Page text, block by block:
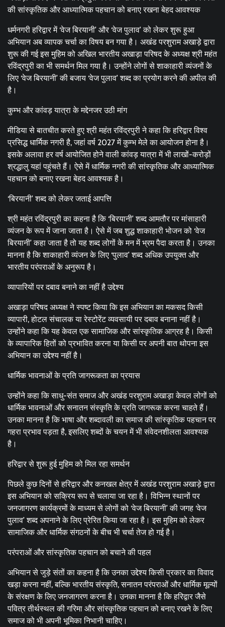
की सांस्कृतिक और आध्यात्मिक पहचान को बनाए रखना बेहद आवश्यक
धर्मनगरी हरिद्वार में ‘वेज बिरयानी’ और ‘वेज पुलाव’ को लेकर शुरू हुआ
अभियान अब व्यापक चर्चा का विषय बन गया है। अखंड परशुराम अखाड़े द्वारा
शुरू की गई इस मुहिम को अखिल भारतीय अखाड़ा परिषद के अध्यक्ष श्री महंत
रविंद्रपुरी का भी समर्थन मिल गया है। उन्होंने लोगों से शाकाहारी व्यंजनों के
लिए ‘वेज बिरयानी’ की बजाय ‘वेज पुलाव’ शब्द का प्रयोग करने की अपील की
है।
कुम्भ और कांवड़ यात्रा के मद्देनजर उठी मांग
मीडिया से बातचीत करते हुए श्री महंत रविंद्रपुरी ने कहा कि हरिद्वार विश्व
प्रसिद्ध धार्मिक नगरी है, जहां वर्ष 2027 में कुम्भ मेले का आयोजन होना है।
इसके अलावा हर वर्ष आयोजित होने वाली कांवड़ यात्रा में भी लाखों-करोड़ों
श्रद्धालु यहां पहुंचते हैं। ऐसे में धार्मिक नगरी की सांस्कृतिक और आध्यात्मिक
पहचान को बनाए रखना बेहद आवश्यक है।
‘बिरयानी’ शब्द को लेकर जताई आपत्ति
श्री महंत रविंद्रपुरी का कहना है कि ‘बिरयानी’ शब्द आमतौर पर मांसाहारी
व्यंजन के रूप में जाना जाता है। ऐसे में जब शुद्ध शाकाहारी भोजन को ‘वेज
बिरयानी’ कहा जाता है तो यह शब्द लोगों के मन में भ्रम पैदा करता है। उनका
मानना है कि शाकाहारी व्यंजन के लिए ‘पुलाव’ शब्द अधिक उपयुक्त और
भारतीय परंपराओं के अनुरूप है।
व्यापारियों पर दबाव बनाने का नहीं है उद्देश्य
अखाड़ा परिषद अध्यक्ष ने स्पष्ट किया कि इस अभियान का मकसद किसी
व्यापारी, होटल संचालक या रेस्टोरेंट व्यवसायी पर दबाव बनाना नहीं है।
उन्होंने कहा कि यह केवल एक सामाजिक और सांस्कृतिक आग्रह है। किसी
के व्यापारिक हितों को प्रभावित करना या किसी पर अपनी बात थोपना इस
अभियान का उद्देश्य नहीं है।
धार्मिक भावनाओं के प्रति जागरूकता का प्रयास
उन्होंने कहा कि साधु-संत समाज और अखंड परशुराम अखाड़ा केवल लोगों को
धार्मिक भावनाओं और सनातन संस्कृति के प्रति जागरूक करना चाहते हैं।
उनका मानना है कि भाषा और शब्दावली का समाज की सांस्कृतिक पहचान पर
गहरा प्रभाव पड़ता है, इसलिए शब्दों के चयन में भी संवेदनशीलता आवश्यक
है।
हरिद्वार से शुरू हुई मुहिम को मिल रहा समर्थन
पिछले कुछ दिनों से हरिद्वार और कनखल क्षेत्र में अखंड परशुराम अखाड़े द्वारा
इस अभियान को सक्रिय रूप से चलाया जा रहा है। विभिन्न स्थानों पर
जनजागरण कार्यक्रमों के माध्यम से लोगों को ‘वेज बिरयानी’ की जगह ‘वेज
पुलाव’ शब्द अपनाने के लिए प्रेरित किया जा रहा है। इस मुहिम को लेकर
सामाजिक और धार्मिक संगठनों के बीच भी चर्चा तेज हो गई है।
परंपराओं और सांस्कृतिक पहचान को बचाने की पहल
अभियान से जुड़े संतों का कहना है कि उनका उद्देश्य किसी प्रकार का विवाद
खड़ा करना नहीं, बल्कि भारतीय संस्कृति, सनातन परंपराओं और धार्मिक मूल्यों
के संरक्षण के लिए जनजागरण करना है। उनका मानना है कि हरिद्वार जैसे
पवित्र तीर्थस्थल की गरिमा और सांस्कृतिक पहचान को बनाए रखने के लिए
समाज को भी अपनी भूमिका निभानी चाहिए।